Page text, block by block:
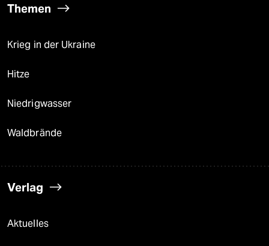
Themen
Krieg in der Ukraine
Hitze
Niedrigwasser
Waldbrände
Verlag
Aktuelles